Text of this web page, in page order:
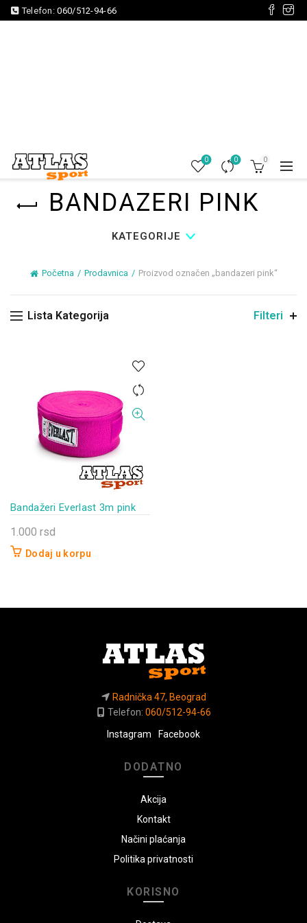
Telefon:060/512-94-66
0 0 0
BANDAZERI PINK
KATEGORIJE
Početna Prodavnica Proizvod označen „bandazeri pink“
Lista Kategorija Filteri
Bandažeri Everlast 3m pink
1.000 rsd
Dodaj u korpu
Radnička 47, Beograd
Telefon: 060/512-94-66
Instagram
Facebook
DODATNO
Akcija
Kontakt
Načini plaćanja
Politika privatnosti
KORISNO